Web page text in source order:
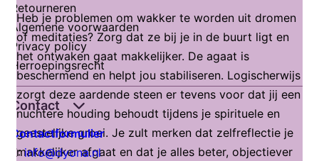
Heb je problemen om wakker te worden uit dromen
of meditaties? Zorg dat ze bij je in de buurt ligt en
het ontwaken gaat makkelijker. De agaat is
beschermend en helpt jou stabiliseren. Logischerwijs
zorgt deze aardende steen er tevens voor dat jij een
nuchtere houding behoudt tijdens je spirituele en
geestelijke groei. Je zult merken dat zelfreflectie je
makkelijker afgaat en dat je alles beter, objectiever
Retourneren
Algemene voorwaarden
Privacy policy
Herroepingsrecht
Contact
Contactformulier
E:info@dyona.nl